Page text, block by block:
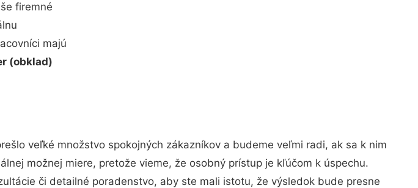
firemné
majú
(obklad)
veľké množstvo spokojných zákazníkov a budeme veľmi radi, ak sa k nim
možnej miere, pretože vieme, že osobný prístup je kľúčom k úspechu.
či detailné poradenstvo, aby ste mali istotu, že výsledok bude presne